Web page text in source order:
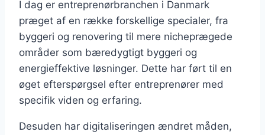
I dag er entreprenørbranchen i Danmark
præget af en række forskellige specialer, fra
byggeri og renovering til mere nicheprægede
områder som bæredygtigt byggeri og
energieffektive løsninger. Dette har ført til en
øget efterspørgsel efter entreprenører med
specifik viden og erfaring.
Desuden har digitaliseringen ændret måden,